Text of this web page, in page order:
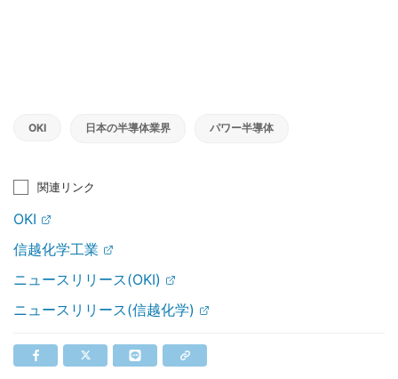
OKI 日本の半導体業界 パワー半導体
関連リンク
OKI
信越化学工業
ニュースリリース(OKI)
ニュースリリース(信越化学)